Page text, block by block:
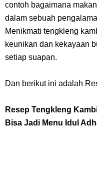
Arti Bendera Seychelles,
Cara Bayar Akulaku Lewat
contoh bagaimana
dalam sebuah
Menikmati tengkleng
keunikan dan kekayaan
setiap suapan.
Dan berikut ini adalah
Resep Tengkleng
Bisa Jadi Menu Idul